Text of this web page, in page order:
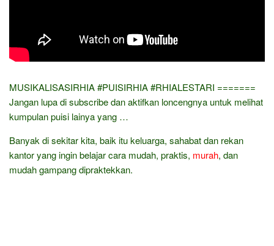
MUSIKALISASIRHIA​ #PUISIRHIA​ #RHIALESTARI​ =======
Jangan lupa di subscribe dan aktifkan loncengnya untuk melihat
kumpulan puisi lainya yang …
Banyak di sekitar kita, baik itu keluarga, sahabat dan rekan
kantor yang ingin belajar cara mudah, praktis, murah, dan
mudah gampang dipraktekkan.